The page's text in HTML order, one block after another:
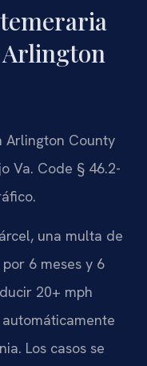
Arlington County
Va. Code § 46.2-
una multa de
6 meses y 6
20+ mph
Los casos se